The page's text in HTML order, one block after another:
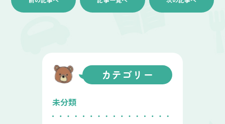
カテゴリー
未分類